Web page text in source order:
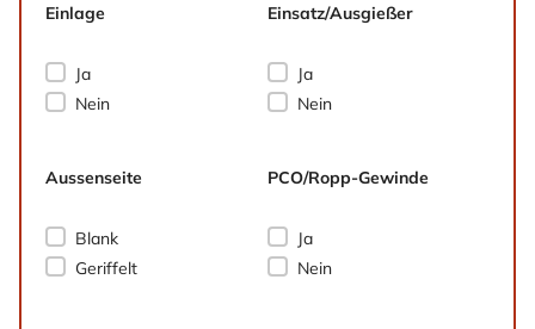
Einlage
Einlage
Ja
Nein
Einsatz/Ausgießer
Einsatz/Ausgießer
Ja
Nein
Aussenseite
Aussenseite
Blank
Geriffelt
PCO/Ropp-Gewinde
PCO/Ropp-Gewinde
Ja
Nein